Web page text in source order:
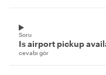
Soru
Is airport pickup
cevabı gör